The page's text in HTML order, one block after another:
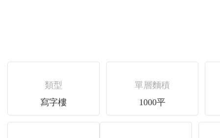
類型
寫字樓
單層麵積
1000平